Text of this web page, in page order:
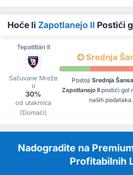
Hoće li Zapotlanejo II Postići
Tepatitlán II
Sačuvane Mreže
u
30%
od utakmica
(Domaći)
Srednja
Postoji Srednja Šansa
Zapotlanejo II postići gol
naših podataka.
Nadogradite na
Profitabilnih